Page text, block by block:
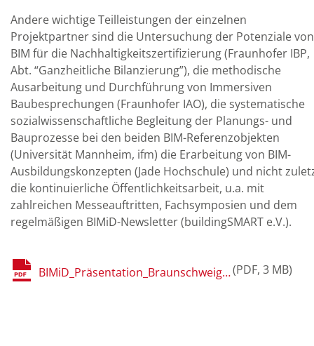
Andere wichtige Teilleistungen der einzelnen
Projektpartner sind die Untersuchung der Potenziale von
BIM für die Nachhaltigkeitszertifizierung (Fraunhofer IBP,
Abt. “Ganzheitliche Bilanzierung”), die methodische
Ausarbeitung und Durchführung von Immersiven
Baubesprechungen (Fraunhofer IAO), die systematische
sozialwissenschaftliche Begleitung der Planungs- und
Bauprozesse bei den beiden BIM-Referenzobjekten
(Universität Mannheim, ifm) die Erarbeitung von BIM-
Ausbildungskonzepten (Jade Hochschule) und nicht
die kontinuierliche Öffentlichkeitsarbeit, u.a. mit
zahlreichen Messeauftritten, Fachsymposien und dem
regelmäßigen BIMiD-Newsletter (buildingSMART e.V.).
BIMiD_Präsentation_Braunschweig_Noisten_BIMiD-Statusbericht.pdf PDF 3 MB